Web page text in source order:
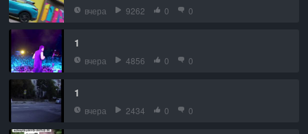
вчера 9262 0 0
1
вчера 4856 0 0
1
вчера 2434 0 0